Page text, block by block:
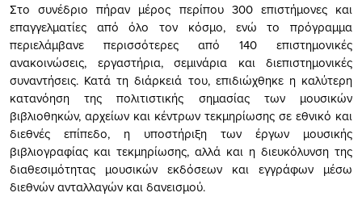
Στο συνέδριο πήραν μέρος περίπου 300 επιστήμονες και
επαγγελματίες από όλο τον κόσμο, ενώ το πρόγραμμα
περιελάμβανε περισσότερες από 140 επιστημονικές
ανακοινώσεις, εργαστήρια, σεμινάρια και διεπιστημονικές
συναντήσεις. Κατά τη διάρκειά του, επιδιώχθηκε η καλύτερη
κατανόηση της πολιτιστικής σημασίας των μουσικών
βιβλιοθηκών, αρχείων και κέντρων τεκμηρίωσης σε εθνικό και
διεθνές επίπεδο, η υποστήριξη των έργων μουσικής
βιβλιογραφίας και τεκμηρίωσης, αλλά και η διευκόλυνση της
διαθεσιμότητας μουσικών εκδόσεων και εγγράφων μέσω
διεθνών ανταλλαγών και δανεισμού.